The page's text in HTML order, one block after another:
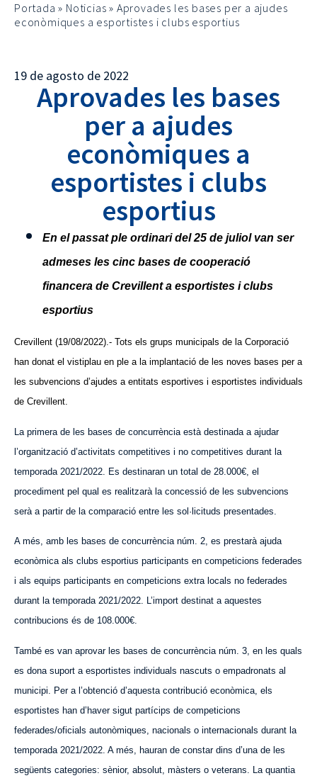
Portada » Noticias » Aprovades les bases per a ajudes
econòmiques a esportistes i clubs esportius
19 de agosto de 2022
Aprovades les bases
per a ajudes
econòmiques a
esportistes i clubs
esportius
En el passat ple ordinari del 25 de juliol van ser
admeses les cinc bases de cooperació
financera de Crevillent a esportistes i clubs
esportius
Crevillent (19/08/2022).- Tots els grups municipals de la Corporació
han donat el vistiplau en ple a la implantació de les noves bases per a
les subvencions d’ajudes a entitats esportives i esportistes individuals
de Crevillent.
La primera de les bases de concurrència està destinada a ajudar
l’organització d’activitats competitives i no competitives durant la
temporada 2021/2022. Es destinaran un total de 28.000€, el
procediment pel qual es realitzarà la concessió de les subvencions
serà a partir de la comparació entre les sol·licituds presentades.
A més, amb les bases de concurrència núm. 2, es prestarà ajuda
econòmica als clubs esportius participants en competicions federades
i als equips participants en competicions extra locals no federades
durant la temporada 2021/2022. L’import destinat a aquestes
contribucions és de 108.000€.
També es van aprovar les bases de concurrència núm. 3, en les quals
es dona suport a esportistes individuals nascuts o empadronats al
municipi. Per a l’obtenció d’aquesta contribució econòmica, els
esportistes han d’haver sigut partícips de competicions
federades/oficials autonòmiques, nacionals o internacionals durant la
temporada 2021/2022. A més, hauran de constar dins d’una de les
següents categories: sènior, absolut, màsters o veterans. La quantia